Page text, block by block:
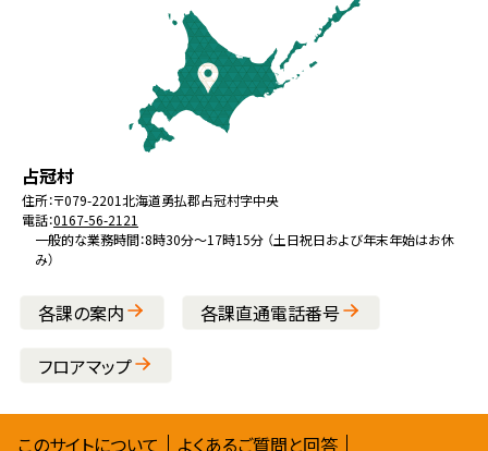
北
海
道
占冠村役
場
住所：〒079-2201北海道勇払郡占冠村字中央
電話：0167-56-2121
一般的な業務時間：8時30分～17時15分 （土日祝日および年末年始はお休
み）
各課の案内 各課直通電話番号
フロアマップ
このサイトについて よくあるご質問と回答